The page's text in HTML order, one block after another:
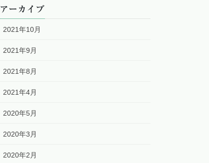
アーカイブ
2021年10月
2021年9月
2021年8月
2021年4月
2020年5月
2020年3月
2020年2月